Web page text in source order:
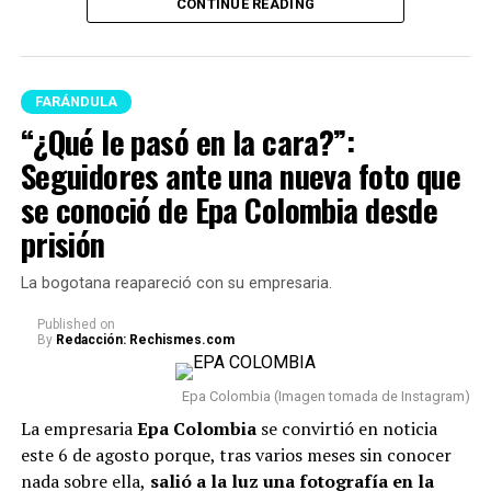
de Abelardo De La
Espriella. Entre los
movilizados figuran
reconocidos cabecillas
como alias Douglas, Carlos
Pesebre y El Indio…
pic.twitter.com/jCcofB0ARS
— Colombia Oscura
(@ColombiaOscura)
August 8, 2026
poco, en las últimas semanas del programa Juanda
empezó a tener acercamientos intensos con Mariana
Lee también: “¿Qué le pasó en la cara?”:
Seguidores ante una nueva foto que se conoció de
Epa Colombia desde prisión
En este caso, el comediante fue tema de conversación
recientemente porque, tras varios meses de volver a su
vida real, re veló cómo se encuentra actualmente su
“Van dos meses. Hoy, después
de dos meses, estoy
totalmente tranquilo, estoy
bien. Incluso, para que dejen el
CONTINUE READING
FARÁNDULA
“¿Qué le pasó en la cara?”:
Seguidores ante una nueva foto que
se conoció de Epa Colombia desde
prisión
La bogotana reapareció con su empresaria.
Published on
By Redacción: Rechismes.com
Epa Colombia (Imagen tomada de Instagram)
La empresariaEpa Colombiase convirtió en noticia
este 6 de agosto porque, tras varios meses sin conocer
nada sobre ella, salió a la luz una fotografía en la